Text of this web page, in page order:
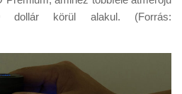
körül alakul. (Forrás: